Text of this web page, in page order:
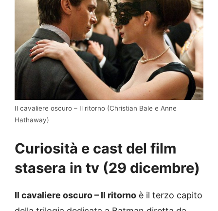
Il cavaliere oscuro – Il ritorno (Christian Bale e Anne
Hathaway)
Curiosità e cast del film
stasera in tv (29 dicembre)
Il cavaliere oscuro – Il ritorno è il terzo capito